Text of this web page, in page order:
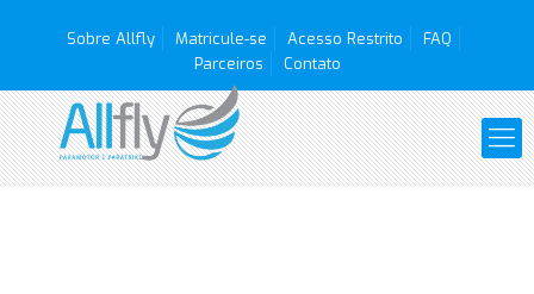
Sobre Allfly Matricule-se Acesso Restrito
FAQ
Parceiros
Contato